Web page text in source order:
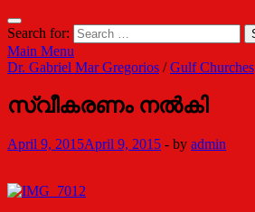
Search for:
Main Menu
Dr. Gabriel Mar Gregorios /Gulf Churches
സ്വീകരണം നല്‍കി
April 9, 2015April 9, 2015 - by admin